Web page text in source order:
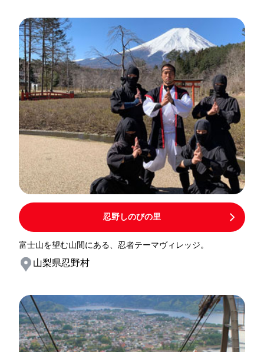
忍野しのびの里
富士山を望む山間にある、忍者テーマヴィレッジ。
山梨県忍野村